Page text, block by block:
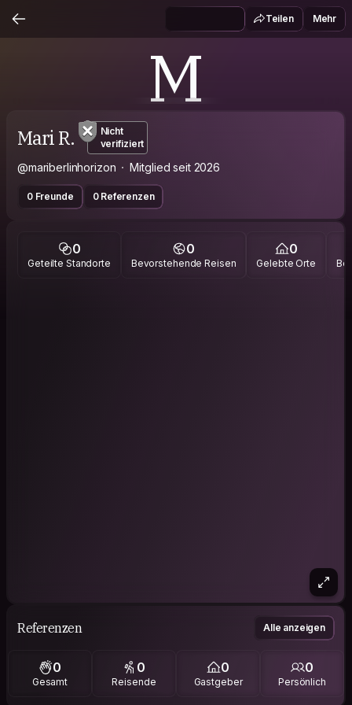
Teilen Mehr
M
Mari R.
Nicht
verifiziert
@mariberlinhorizon Mitglied seit 2026
0 Freunde 0 Referenzen
0
Geteilte Standorte
0
Bevorstehende Reisen
0
Gelebte Orte
Referenzen Alle anzeigen
0
Gesamt
0
Reisende
0
Gastgeber
0
Persönlich